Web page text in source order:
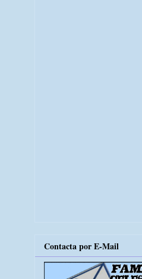
Contacta por E-Mail